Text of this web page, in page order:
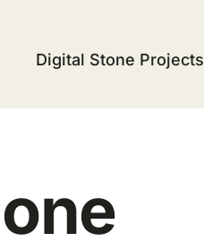
Digital Stone Projects